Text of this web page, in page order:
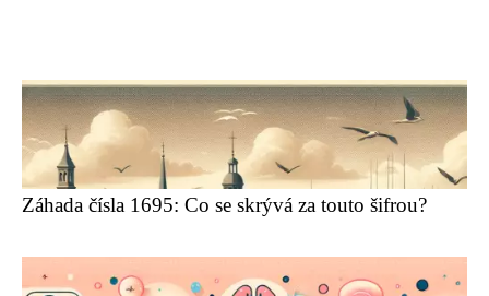
Záhada čísla 1695: Co se skrývá za touto šifrou?